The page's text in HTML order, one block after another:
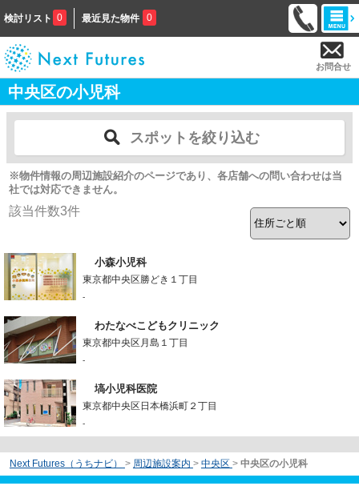
検討リスト 0 最近見た物件 0
お問合せ
中央区の小児科
スポットを絞り込む
※物件情報の周辺施設紹介のページであり、各店舗への問い合わせは当
社では対応できません。
該当件数3件
小森小児科
東京都中央区勝どき１丁目
-
わたなべこどもクリニック
東京都中央区月島１丁目
-
塙小児科医院
東京都中央区日本橋浜町２丁目
-
Next Futures（うちナビ） > 周辺施設案内 > 中央区 > 中央区の小児科